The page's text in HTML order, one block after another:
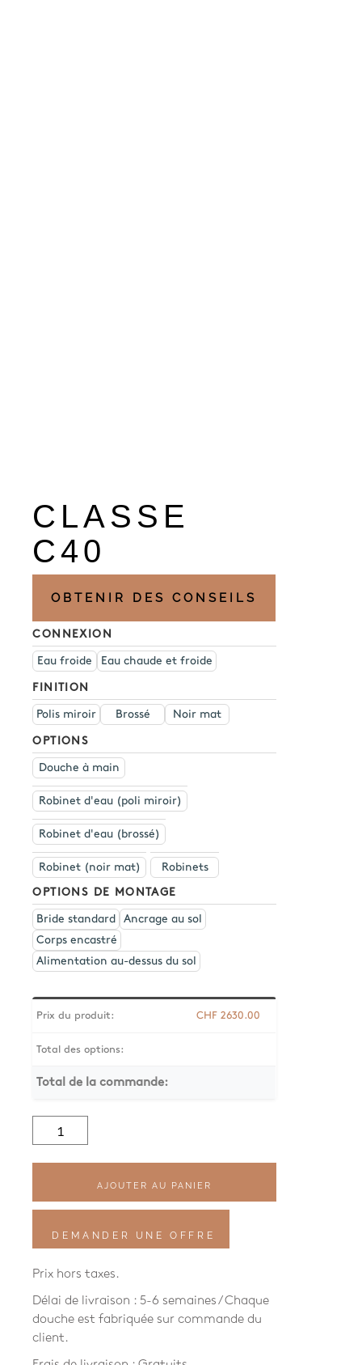
CLASSE
C40
OBTENIR DES CONSEILS
CONNEXION
Eau froide Eau chaude et froide
FINITION
Polis miroir Brossé Noir mat
OPTIONS
Douche à main
Robinet d'eau (poli miroir)
Robinet d'eau (brossé)
Robinet (noir mat) Robinets
OPTIONS DE MONTAGE
Bride standard
Ancrage au sol
Corps encastré
Alimentation au-dessus du sol
Prix du produit: CHF 2630.00
Total des options:
Total de la commande:
AJOUTER AU PANIER
DEMANDER UNE OFFRE
Prix hors taxes.
Délai de livraison : 5-6 semaines / Chaque
douche est fabriquée sur commande du
client.